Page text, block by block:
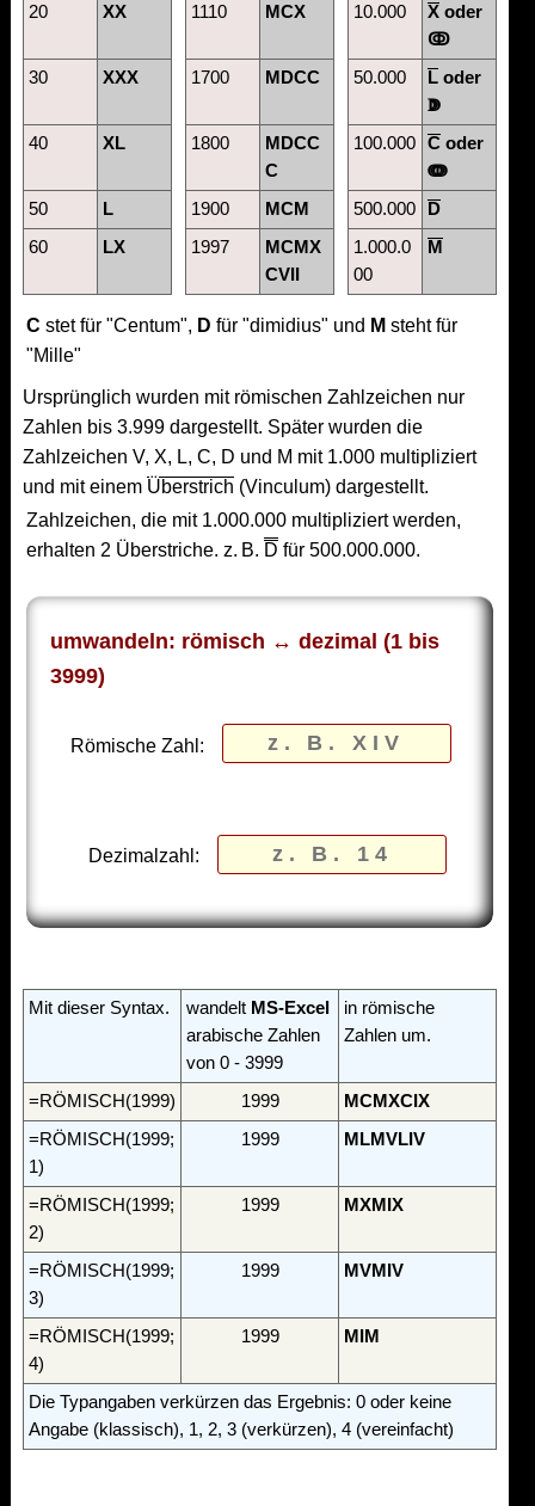
20
XX 1110 MCX 10.000 X oder
ↂ
30
XXX 1700 MDCC 50.000 L oder
ↇ
40
XL 1800
MDCC
C
100.000 C oder
ↈ
50
L 1900 MCM 500.000
D
60
LX 1997
MCMX
CVII
1.000.0
00
M
C stet für "Centum", D für "dimidius" und M steht für
"Mille"
Ursprünglich wurden mit römischen Zahlzeichen nur
Zahlen bis 3.999 dargestellt. Später wurden die
Zahlzeichen V, X, L, C, D und M mit 1.000 multipliziert
und mit einem Überstrich (Vinculum) dargestellt.
Zahlzeichen, die mit 1.000.000 multipliziert werden,
erhalten 2 Überstriche. z. B. D für 500.000.000.
umwandeln: römisch ↔ dezimal (1 bis
3999)
Römische Zahl:
Dezimalzahl:
Mit dieser Syntax. wandelt MS-Excel
arabische Zahlen
von 0 - 3999
in römische
Zahlen um.
=RÖMISCH(1999) 1999
MCMXCIX
=RÖMISCH(1999;
1)
1999 MLMVLIV
=RÖMISCH(1999;
2)
1999 MXMIX
=RÖMISCH(1999;
3)
1999 MVMIV
=RÖMISCH(1999;
4)
1999 MIM
Die Typangaben verkürzen das Ergebnis: 0 oder keine
Angabe (klassisch), 1, 2, 3 (verkürzen), 4 (vereinfacht)